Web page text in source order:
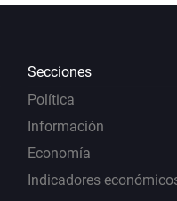
Secciones
Política
Información
Economía
Indicadores